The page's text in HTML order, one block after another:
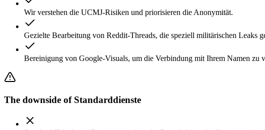
Wir verstehen die UCMJ-Risiken und priorisieren die Anonymität.
Gezielte Bearbeitung von Reddit-Threads, die speziell militärischen Leaks
Bereinigung von Google-Visuals, um die Verbindung mit Ihrem Namen zu
The downside of Standarddienste